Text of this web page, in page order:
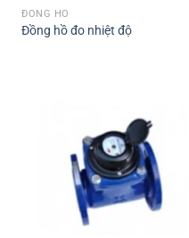
ĐỒNG HỒ
Đồng hồ đo nhiệt độ